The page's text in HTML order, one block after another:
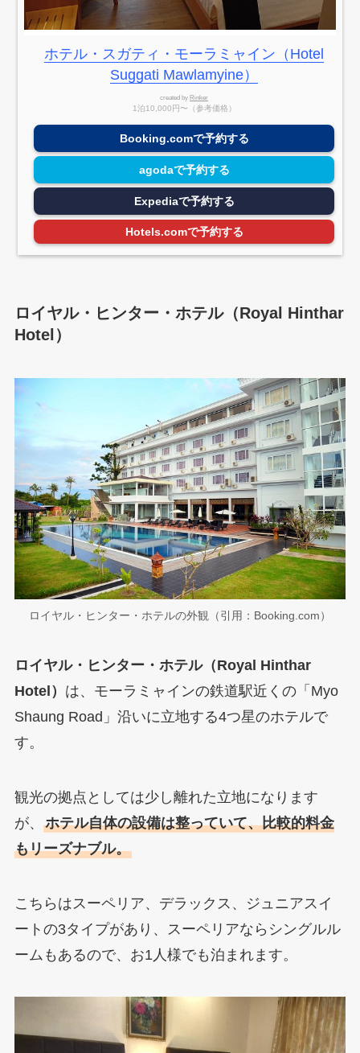
ホテル・スガティ・モーラミャイン（Hotel
Suggati Mawlamyine）
created by Rinker
1泊10,000円〜（参考価格）
Booking.comで予約する
agodaで予約する
Expediaで予約する
Hotels.comで予約する
ロイヤル・ヒンター・ホテル（Royal Hinthar
Hotel）
ロイヤル・ヒンター・ホテルの外観（引用：Booking.com）
ロイヤル・ヒンター・ホテル（Royal Hinthar
Hotel） は、モーラミャインの鉄道駅近くの「Myo
Shaung Road」沿いに立地する4つ星のホテルで
す。
観光の拠点としては少し離れた立地になります
が、 ホテル自体の設備は整っていて、比較的料金
もリーズナブル。
こちらはスーペリア、デラックス、ジュニアスイ
ートの3タイプがあり、スーペリアならシングルル
ームもあるので、お1人様でも泊まれます。